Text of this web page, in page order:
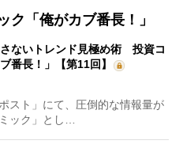
ク「俺がカブ番長！」
さないトレンド見極め術 投資コ
番長！」【第11回】
スト」にて、圧倒的な情報量が
ック」とし…